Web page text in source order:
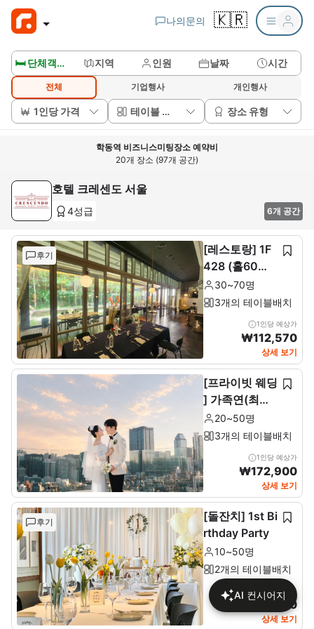
나의문의 🇰🇷
🛏️ 단체객실보기 지역 인원 날짜 시간
전체 기업행사 개인행사
1인당 가격 테이블 배치 장소 유형
학동역 비즈니스미팅장소 예약비
20개 장소 (97개 공간)
호텔 크레센도 서울
4성급 6개 공간
후기
[레스토랑] 1F
428 (홀60석+
룸10석)
30~70명
3개의 테이블배치
1인당 예상가
₩112,570
상세 보기
[프라이빗 웨딩
] 가족연(최소2
0~최대 50인)
20~50명
3개의 테이블배치
1인당 예상가
₩172,900
상세 보기
후기
[돌잔치] 1st Bi
rthday Party
10~50명
2개의 테이블배치
1인당 예상가
₩137,680
상세 보기
AI 컨시어지